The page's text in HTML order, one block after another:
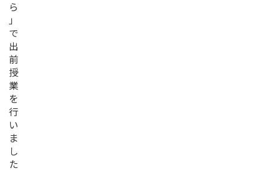
ら
」
で
出
前
授
業
を
行
い
ま
し
た